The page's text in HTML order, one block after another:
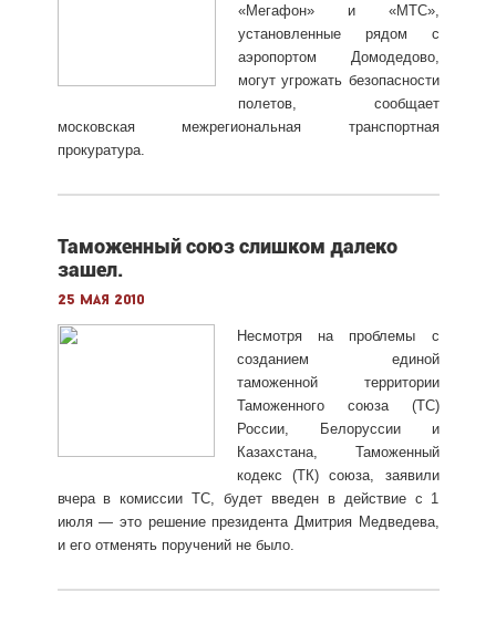
«Мегафон» и «МТС»,
установленные рядом с
аэропортом Домодедово,
могут угрожать безопасности
полетов, сообщает
московская межрегиональная транспортная
прокуратура.
Таможенный союз слишком далеко
зашел.
25 мая 2010
Несмотря на проблемы с
созданием единой
таможенной территории
Таможенного союза (ТС)
России, Белоруссии и
Казахстана, Таможенный
кодекс (ТК) союза, заявили
вчера в комиссии ТС, будет введен в действие с 1
июля — это решение президента Дмитрия Медведева,
и его отменять поручений не было.